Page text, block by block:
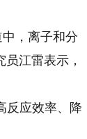
，离子和分
江雷表示，
反应效率、降